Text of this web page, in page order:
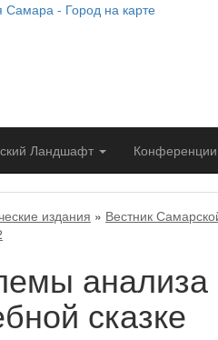
Ландшафт Конференции
издания » Вестник
анализа
сказке